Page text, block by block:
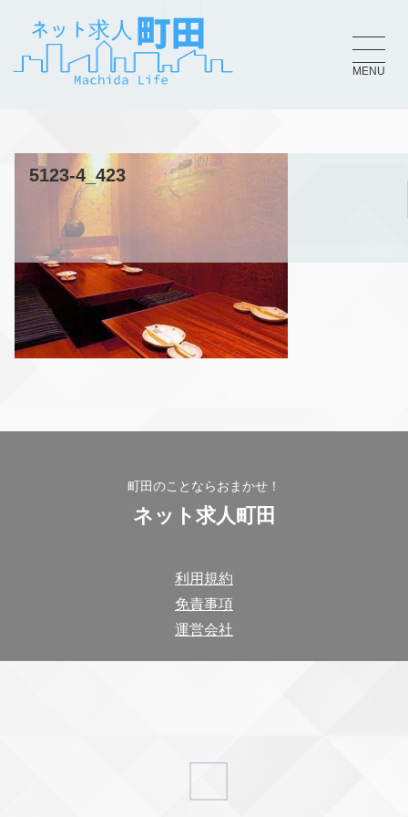
MENU
5123-4_423
町田のことならおまかせ！
ネット求人町田
利用規約
免責事項
運営会社